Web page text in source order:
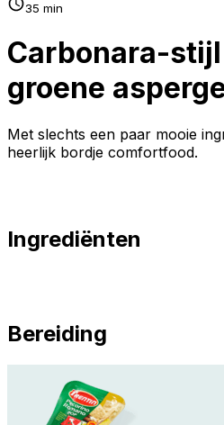
35 min
Carbonara-
groene
Met slechts een paar mooie
heerlijk bordje comfortfood.
Ingrediënten
Bereiding